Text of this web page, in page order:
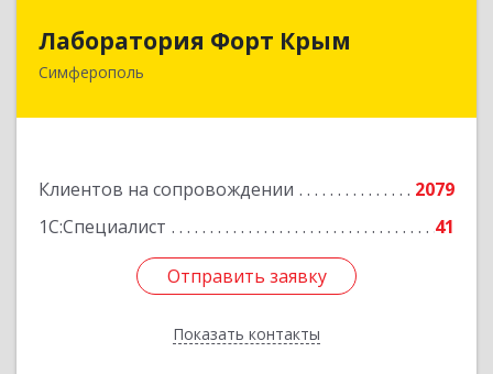
Лаборатория Форт Крым
Симферополь
Клиентов на сопровождении
2079
1С:Специалист
41
Отправить заявку
Показать контакты
295034, Крым Респ, Симферополь г, Киевская
Отправить заявку
Назад